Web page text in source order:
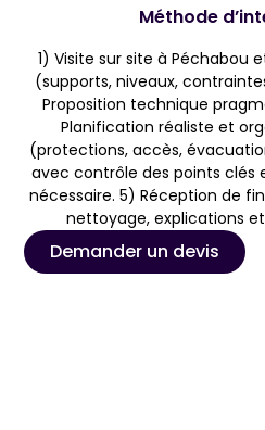
Méthode
1) Visite sur site à Péchabou
(supports, niveaux,
Proposition technique
Planification réaliste et
(protections, accès,
avec contrôle des points clés
nécessaire. 5) Réception de
nettoyage, explications
Demander un devis